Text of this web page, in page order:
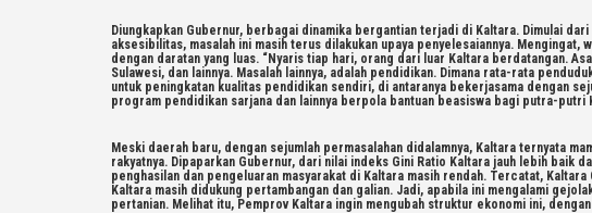
Diungkapkan Gubernur, berbagai dinamika bergantian terjadi di Kaltara. Dimulai
aksesibilitas, masalah ini masih terus dilakukan upaya penyelesaiannya.
dengan daratan yang luas. “Nyaris tiap hari, orang dari luar Kaltara berdatangan.
Sulawesi, dan lainnya. Masalah lainnya, adalah pendidikan. Dimana rata-rata
untuk peningkatan kualitas pendidikan sendiri, di antaranya bekerjasama dengan
program pendidikan sarjana dan lainnya berpola bantuan beasiswa bagi putra-putri
Meski daerah baru, dengan sejumlah permasalahan didalamnya, Kaltara ternyata
rakyatnya. Dipaparkan Gubernur, dari nilai indeks Gini Ratio Kaltara jauh lebih baik
penghasilan dan pengeluaran masyarakat di Kaltara masih rendah. Tercatat,
Kaltara masih didukung pertambangan dan galian. Jadi, apabila ini mengalami
pertanian. Melihat itu, Pemprov Kaltara ingin mengubah struktur ekonomi ini,